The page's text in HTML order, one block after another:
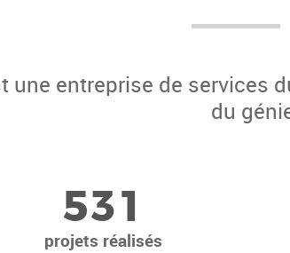
une entreprise de services
du
531
projets réalisés